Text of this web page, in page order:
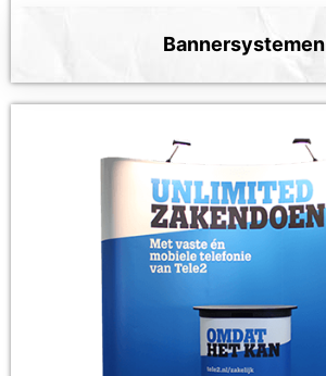
Bannersystemen